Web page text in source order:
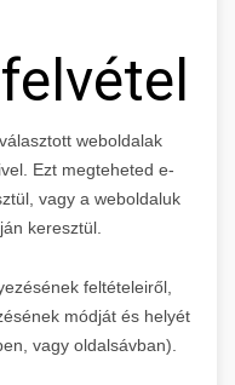
weboldalak
Ezt megteheted e-
vagy a weboldaluk
keresztül.
feltételeiről,
módját és helyét
vagy oldalsávban).